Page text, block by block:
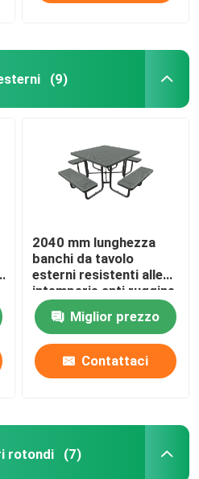
(9)
2040 mm lunghezza
banchi da tavolo
esterni resistenti alle
intemperie anti ruggine
Miglior prezzo
Contattaci
rotondi (7)